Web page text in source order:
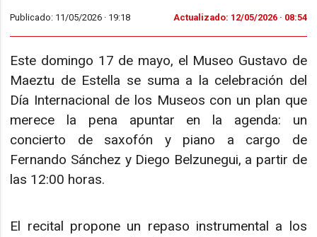
Publicado: 11/05/2026 · 19:18 Actualizado: 12/05/2026 · 08:54
Este domingo 17 de mayo, el Museo Gustavo de
Maeztu de Estella se suma a la celebración del
Día Internacional de los Museos con un plan que
merece la pena apuntar en la agenda: un
concierto de saxofón y piano a cargo de
Fernando Sánchez y Diego Belzunegui, a partir de
las 12:00 horas.
El recital propone un repaso instrumental a los